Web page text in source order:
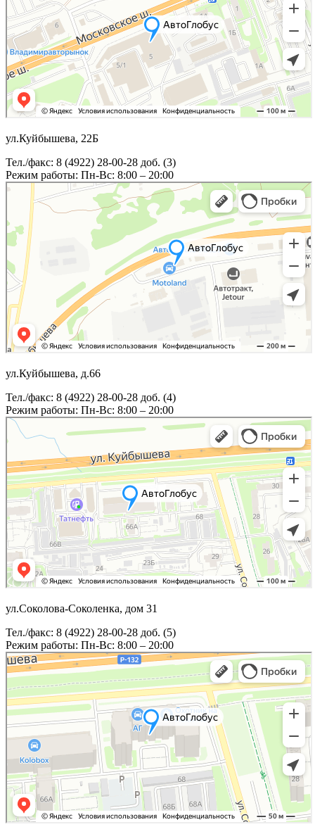
ул.Куйбышева, 22Б
Тел./факс: 8 (4922) 28-00-28 доб. (3)
Режим работы: Пн-Вс: 8:00 – 20:00
ул.Куйбышева, д.66
Тел./факс: 8 (4922) 28-00-28 доб. (4)
Режим работы: Пн-Вс: 8:00 – 20:00
ул.Соколова-Соколенка, дом 31
Тел./факс: 8 (4922) 28-00-28 доб. (5)
Режим работы: Пн-Вс: 8:00 – 20:00